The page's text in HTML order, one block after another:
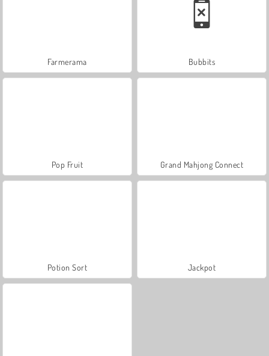
Farmerama Bubbits
Pop Fruit Grand Mahjong Connect
Potion Sort Jackpot